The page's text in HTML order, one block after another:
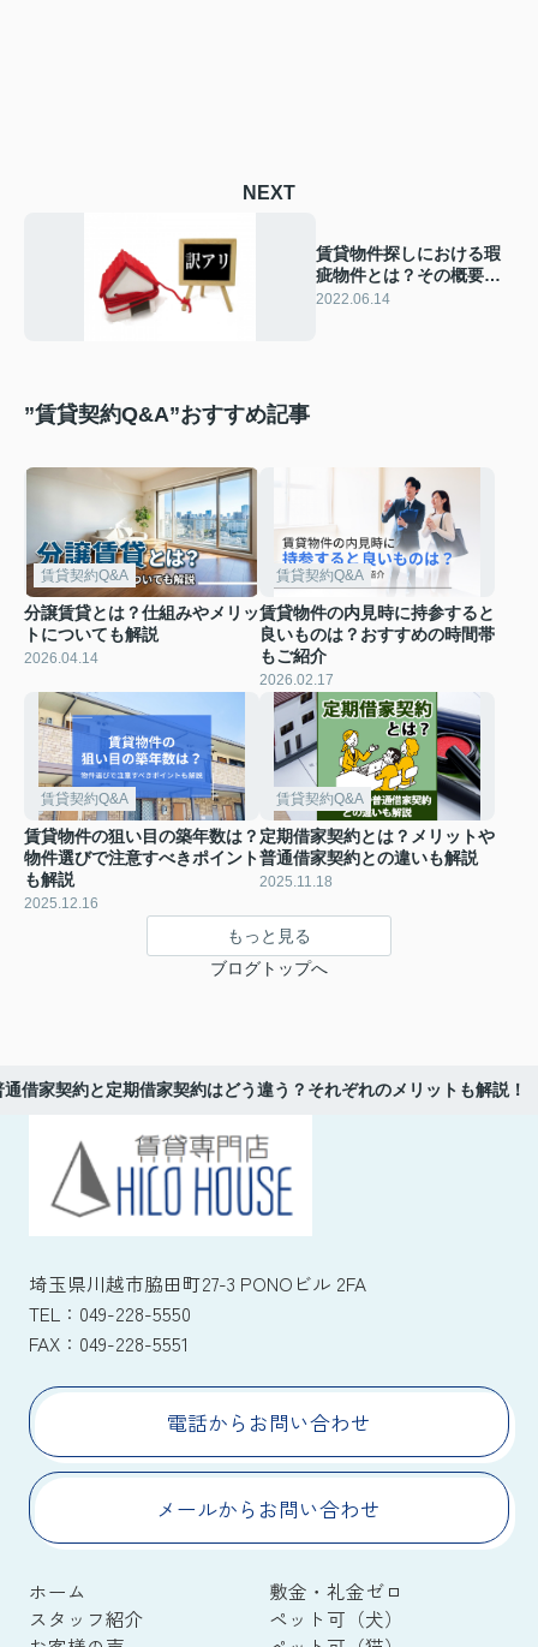
NEXT
賃貸物件探しにおける瑕
疵物件とは？その概要や
種類について解説！
2022.06.14
”賃貸契約Q&A”おすすめ記事
賃貸契約Q&A
分譲賃貸とは？仕組みやメリッ
トについても解説
2026.04.14
賃貸契約Q&A
賃貸物件の内見時に持参すると
良いものは？おすすめの時間帯
もご紹介
2026.02.17
賃貸契約Q&A
賃貸物件の狙い目の築年数は？
物件選びで注意すべきポイント
も解説
2025.12.16
賃貸契約Q&A
定期借家契約とは？メリットや
普通借家契約との違いも解説
2025.11.18
もっと見る
ブログトップへ
通借家契約と定期借家契約はどう違う？それぞれのメリットも解説！
埼玉県川越市脇田町27-3 PONOビル 2FA
TEL： 049-228-5550
FAX： 049-228-5551
電話からお問い合わせ
メールからお問い合わせ
ホーム
敷金・礼金ゼロ
スタッフ紹介
ペット可（犬）